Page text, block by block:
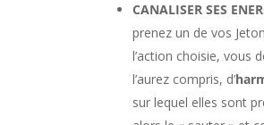
CANALISER SES
prenez un de vos
l’action choisie, vous
l’aurez compris, d’
sur lequel elles sont